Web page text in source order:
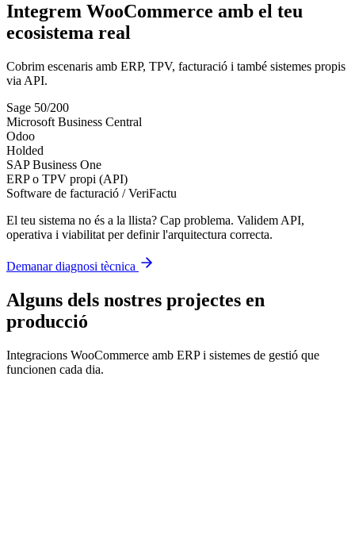
Integrem WooCommerce amb el teu
ecosistema real
Cobrim escenaris amb ERP, TPV, facturació i també sistemes propis
via API.
Sage 50/200
Microsoft Business Central
Odoo
Holded
SAP Business One
ERP o TPV propi (API)
Software de facturació / VeriFactu
El teu sistema no és a la llista? Cap problema. Validem API,
operativa i viabilitat per definir l'arquitectura correcta.
Demanar diagnosi tècnica
Alguns dels nostres projectes en
producció
Integracions WooCommerce amb ERP i sistemes de gestió que
funcionen cada dia.